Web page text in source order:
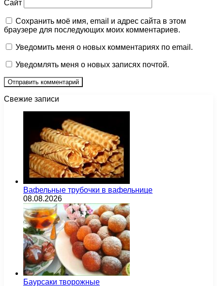
Сайт
Сохранить моё имя, email и адрес сайта в этом
браузере для последующих моих комментариев.
Уведомить меня о новых комментариях по email.
Уведомлять меня о новых записях почтой.
Свежие записи
Вафельные трубочки в вафельнице
08.08.2026
Баурсаки творожные